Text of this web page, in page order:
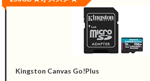
Kingston Canvas Go!Plus